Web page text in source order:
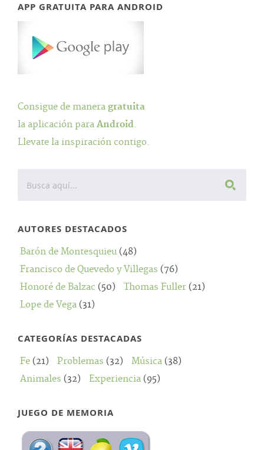
APP GRATUITA PARA ANDROID
Consigue de manera gratuita
la aplicación para Android.
Llevate la inspiración contigo.
AUTORES DESTACADOS
Barón de Montesquieu (48)
Francisco de Quevedo y Villegas (76)
Honoré de Balzac (50) Thomas Fuller (21)
Lope de Vega (31)
CATEGORÍAS DESTACADAS
Fe (21) Problemas (32) Música (38)
Animales (32) Experiencia (95)
JUEGO DE MEMORIA